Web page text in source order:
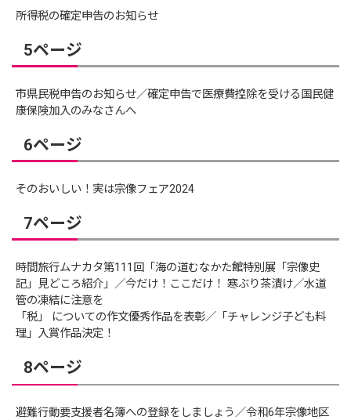
所得税の確定申告のお知らせ
5ページ
市県民税申告のお知らせ／確定申告で医療費控除を受ける国民健
康保険加入のみなさんへ
6ページ
そのおいしい！実は宗像フェア2024
7ページ
時間旅行ムナカタ第111回「海の道むなかた館特別展「宗像史
記」見どころ紹介」／今だけ！ここだけ！ 寒ぶり茶漬け／水道
管の凍結に注意を
「税」 についての作文優秀作品を表彰／「チャレンジ子ども料
理」入賞作品決定！
8ページ
避難行動要支援者名簿への登録をしましょう／令和6年宗像地区